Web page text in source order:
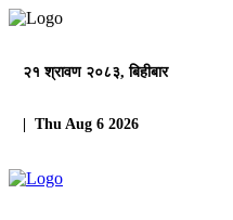
२१ श्रावण २०८३, बिहीबार
| Thu Aug 6 2026